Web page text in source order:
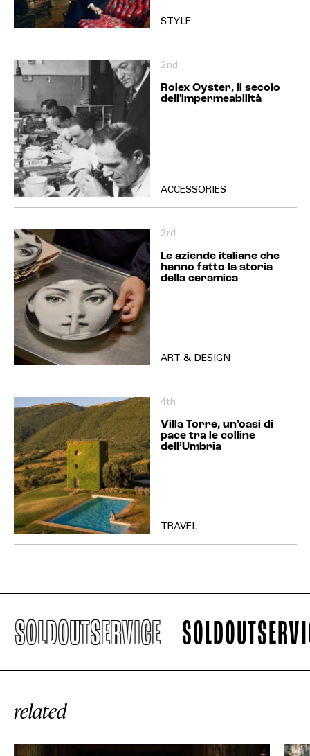
STYLE
2nd
Rolex Oyster, il secolo
dell'impermeabilità
ACCESSORIES
3rd
Le aziende italiane che
hanno fatto la storia
della ceramica
ART & DESIGN
4th
Villa Torre, un’oasi di
pace tra le colline
dell’Umbria
TRAVEL
SOLDOUTSERVICE
related